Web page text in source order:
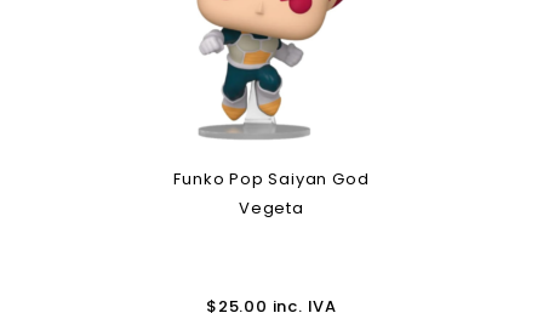
Funko Pop Saiyan God
Vegeta
$25.00 inc. IVA